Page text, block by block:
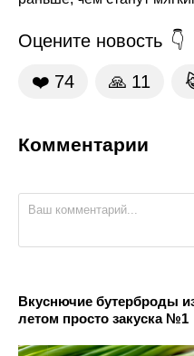
Оцените новость
❤️ 74 🙏 11
Комментарии
Вкуснючие бутерброды
летом просто закуска №1